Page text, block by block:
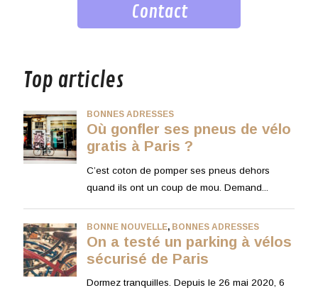
Contact
Top articles